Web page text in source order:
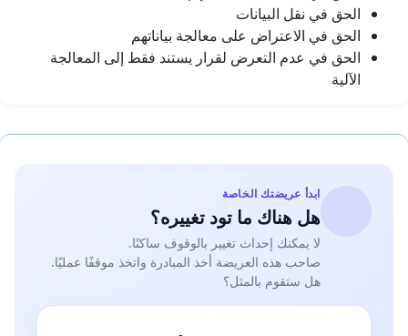
الحق في نقل البيانات
الحق في الاعتراض على معالجة بياناتهم
الحق في عدم التعرض لقرار يستند فقط إلى المعالجة
الآلية
ابدأ عريضتك الخاصة
هل هناك ما تود تغييره؟
لا يمكنك إحداث تغيير بالوقوف ساكنًا.
صاحب هذه العريضة أخذ المبادرة واتخذ موقفًا عمليًا.
هل ستقوم بالمثل؟